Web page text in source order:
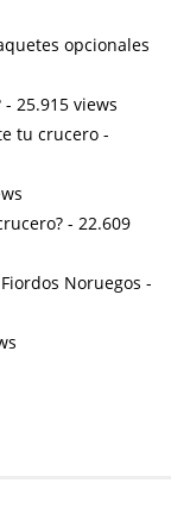
opcionales
- 25.915 views
tu crucero -
- 22.609
Noruegos -